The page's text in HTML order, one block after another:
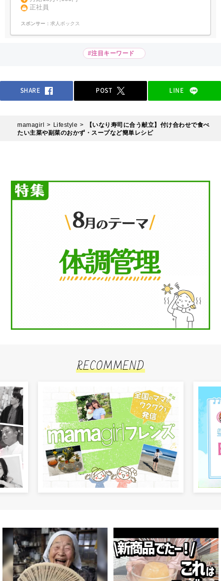
正社員
スポンサー： 求人ボックス
#注目キーワード
SHARE POST LINE
mamagirl Lifestyle
【いなり寿司に合う献立】付け合わせで食べ
たい主菜や副菜のおかず・スープなど簡単レシピ
RECOMMEND